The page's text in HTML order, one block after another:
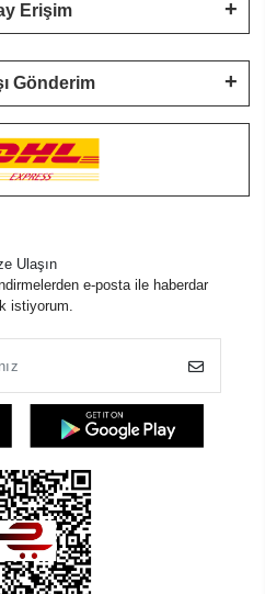
Erişim
Gönderim
Ulaşın
e-posta ile haberdar
istiyorum.